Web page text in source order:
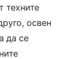
техните
освен
да се